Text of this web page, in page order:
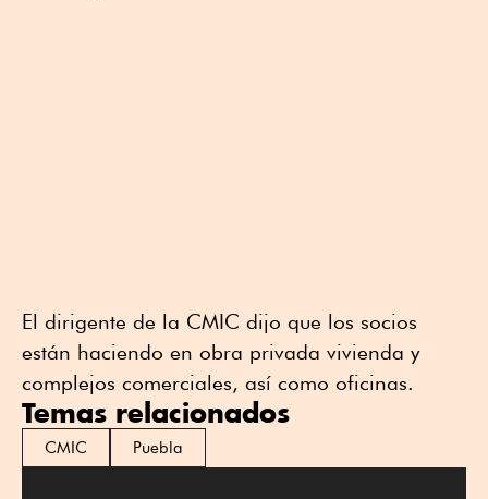
El dirigente de la CMIC dijo que los socios
están haciendo en obra privada vivienda y
complejos comerciales, así como oficinas.
Temas relacionados
CMIC Puebla